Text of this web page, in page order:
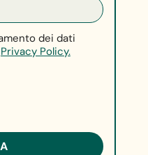
dei dati
Privacy Policy.